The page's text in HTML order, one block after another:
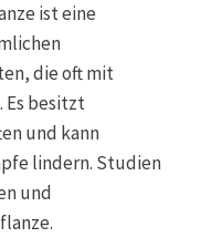
ist eine
die oft mit
Es besitzt
und kann
lindern. Studien
und